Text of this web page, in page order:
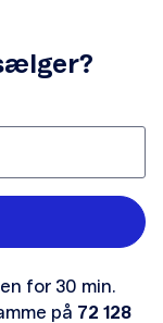
for 30 min.
på 72 128